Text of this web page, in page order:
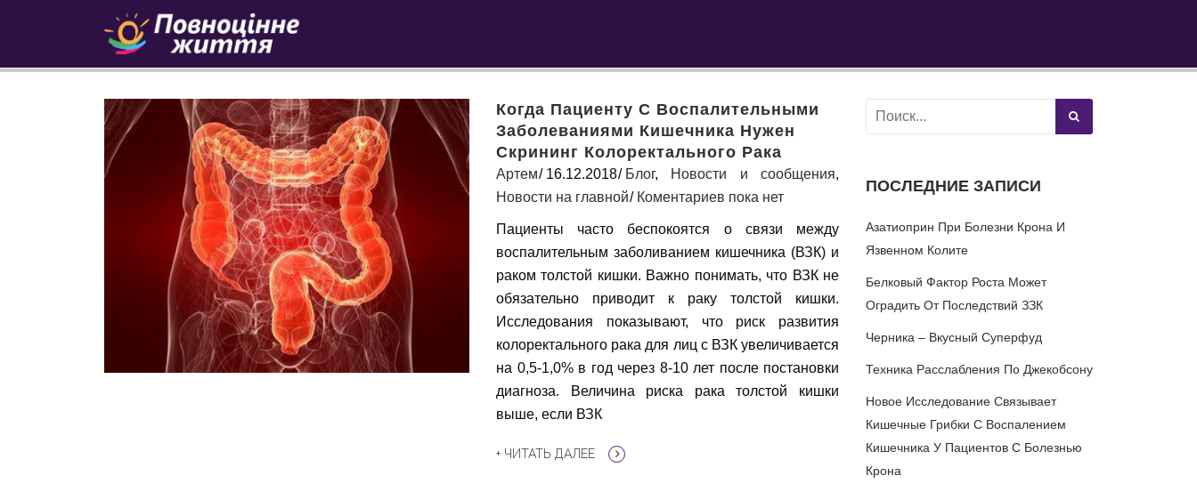
Когда Пациенту С Воспалительными
Заболеваниями Кишечника Нужен
Скрининг Колоректального Рака
Артем 16.12.2018 Блог, Новости и сообщения,
Новости на главной
Коментариев пока нет
Пациенты часто беспокоятся о связи между
воспалительным заболиванием кишечника (ВЗК) и
раком толстой кишки. Важно понимать, что ВЗК не
обязательно приводит к раку толстой кишки.
Исследования показывают, что риск развития
колоректального рака для лиц с ВЗК увеличивается
на 0,5-1,0% в год через 8-10 лет после постановки
диагноза. Величина риска рака толстой кишки
выше, если ВЗК
+ ЧИТАТЬ ДАЛЕЕ
ПОСЛЕДНИЕ ЗАПИСИ
Азатиоприн При Болезни Крона И
Язвенном Колите
Белковый Фактор Роста Может
Оградить От Последствий ЗЗК
Черника – Вкусный Суперфуд
Техника Расслабления По Джекобсону
Новое Исследование Связывает
Кишечные Грибки С Воспалением
Кишечника У Пациентов С Болезнью
Крона